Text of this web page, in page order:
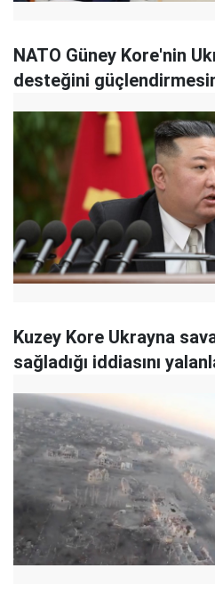
NATO Güney Kore'nin
desteğini
Kuzey Kore Ukrayna
sağladığı iddiasını